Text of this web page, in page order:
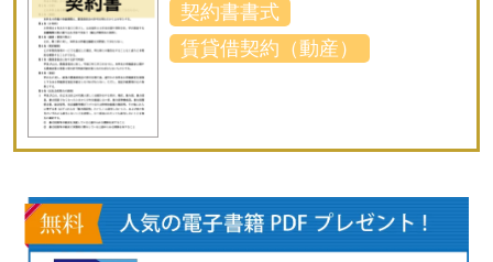
契約書書式
賃貸借契約（動産）